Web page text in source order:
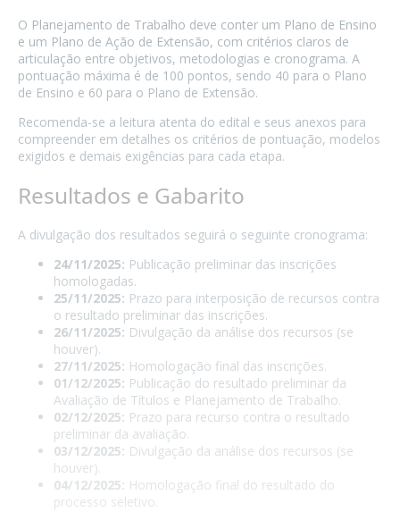
O Planejamento de Trabalho deve conter um Plano de Ensino
e um Plano de Ação de Extensão, com critérios claros de
articulação entre objetivos, metodologias e cronograma. A
pontuação máxima é de 100 pontos, sendo 40 para o Plano
de Ensino e 60 para o Plano de Extensão.
Recomenda-se a leitura atenta do edital e seus anexos para
compreender em detalhes os critérios de pontuação, modelos
exigidos e demais exigências para cada etapa.
Resultados e Gabarito
A divulgação dos resultados seguirá o seguinte cronograma:
24/11/2025: Publicação preliminar das inscrições
homologadas.
25/11/2025: Prazo para interposição de recursos contra
o resultado preliminar das inscrições.
26/11/2025: Divulgação da análise dos recursos (se
houver).
27/11/2025: Homologação final das inscrições.
01/12/2025: Publicação do resultado preliminar da
Avaliação de Títulos e Planejamento de Trabalho.
02/12/2025: Prazo para recurso contra o resultado
preliminar da avaliação.
03/12/2025: Divulgação da análise dos recursos (se
houver).
04/12/2025: Homologação final do resultado do
processo seletivo.